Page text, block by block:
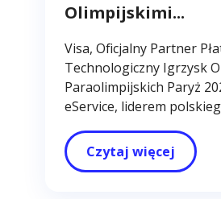
Olimpijskimi...
Visa, Oficjalny Partner
Technologiczny Igrzysk
Paraolimpijskich Paryż
eService, liderem
Czytaj więcej